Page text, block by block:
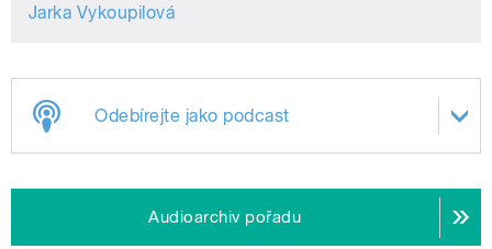
Jarka Vykoupilová
Odebírejte jako podcast
Audioarchiv pořadu